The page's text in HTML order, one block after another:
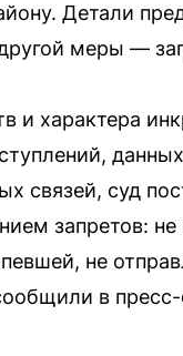
Детали
меры —
и характера
связей, суд
запретов:
не
в